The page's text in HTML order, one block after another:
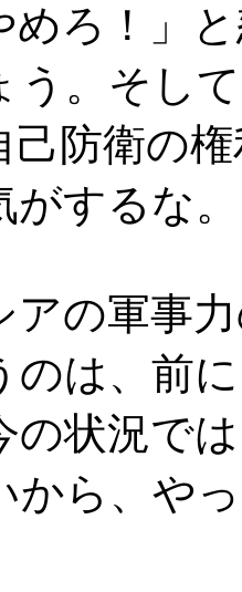
めろ！」
う。そし
己防衛の
がするな
アの軍事
のは、前
の状況で
から、や